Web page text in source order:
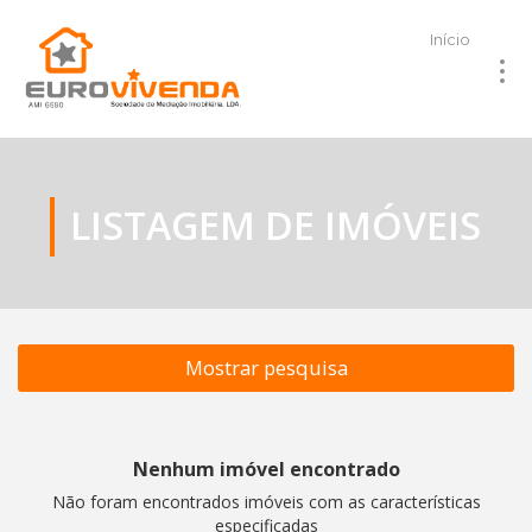
Início
LISTAGEM DE IMÓVEIS
Mostrar pesquisa
Nenhum imóvel encontrado
Não foram encontrados imóveis com as características
especificadas